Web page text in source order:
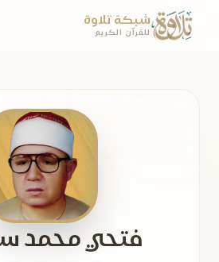
شبكة تلاوة
للقرآن الكريم
فتحي محمد